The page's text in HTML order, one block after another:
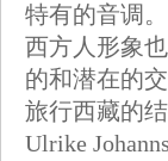
特有的音调
西方人形象
的和潜在的
旅行西藏的
Ulrike